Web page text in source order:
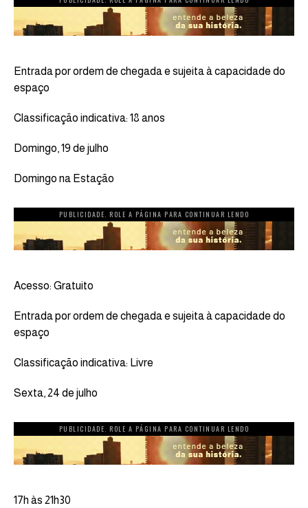
Entrada por ordem de chegada e sujeita à capacidade do
espaço
Classificação indicativa: 18 anos
Domingo, 19 de julho
Domingo na Estação
PUBLICIDADE. ROLE A PÁGINA PARA CONTINUAR LENDO
Acesso: Gratuito
Entrada por ordem de chegada e sujeita à capacidade do
espaço
Classificação indicativa: Livre
Sexta, 24 de julho
PUBLICIDADE. ROLE A PÁGINA PARA CONTINUAR LENDO
17h às 21h30